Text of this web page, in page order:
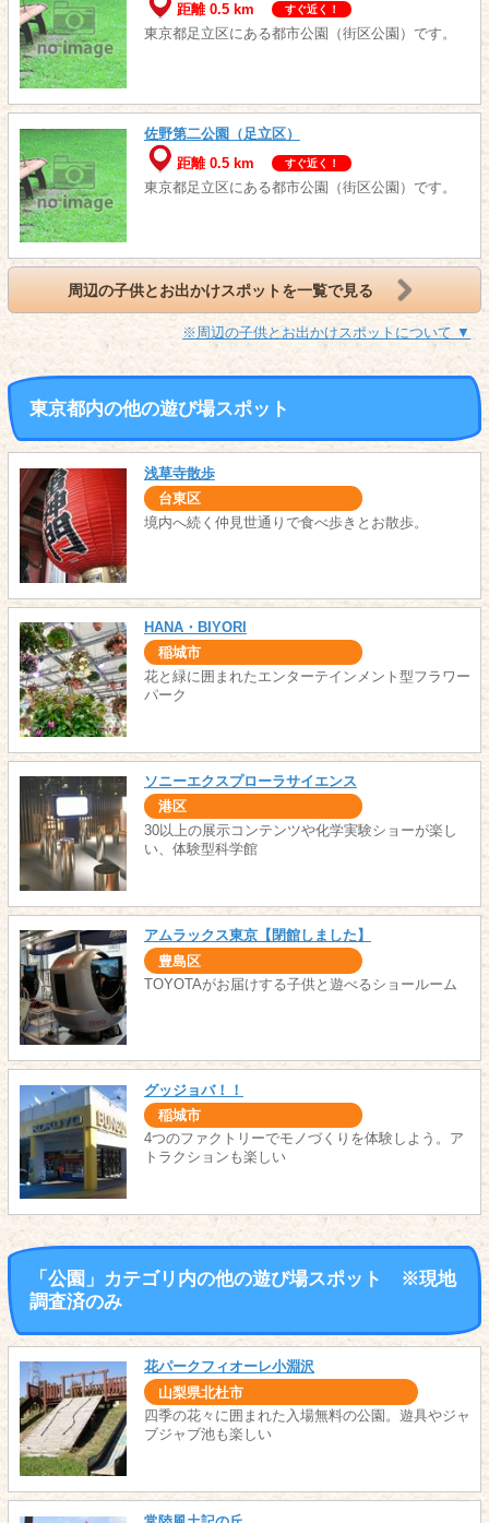
距離 0.5 km
すぐ近く！
東京都足立区にある都市公園（街区公園）です。
佐野第二公園（足立区）
距離 0.5 km
すぐ近く！
東京都足立区にある都市公園（街区公園）です。
周辺の子供とお出かけスポットを一覧で見る
※周辺の子供とお出かけスポットについて ▼
東京都内の他の遊び場スポット
浅草寺散歩
台東区
境内へ続く仲見世通りで食べ歩きとお散歩。
HANA・BIYORI
稲城市
花と緑に囲まれたエンターテインメント型フラワー
パーク
ソニーエクスプローラサイエンス
港区
30以上の展示コンテンツや化学実験ショーが楽し
い、体験型科学館
アムラックス東京【閉館しました】
豊島区
TOYOTAがお届けする子供と遊べるショールーム
グッジョバ！！
稲城市
4つのファクトリーでモノづくりを体験しよう。ア
トラクションも楽しい
「公園」カテゴリ内の他の遊び場スポット ※現地
調査済のみ
花パークフィオーレ小淵沢
山梨県北杜市
四季の花々に囲まれた入場無料の公園。遊具やジャ
ブジャブ池も楽しい